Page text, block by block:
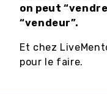
on peut
“vendeur”.
Et chez
pour le faire.